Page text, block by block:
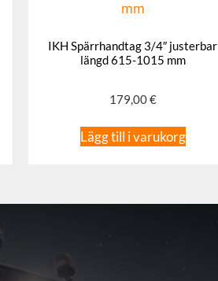
IKH Spärrhandtag 3/4″ justerbar
längd 615-1015 mm
179,00€
Lägg till i varukorg